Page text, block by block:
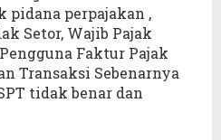
pidana perpajakan ,
Setor, Wajib Pajak
Faktur Pajak
Transaksi Sebenarnya
tidak benar dan